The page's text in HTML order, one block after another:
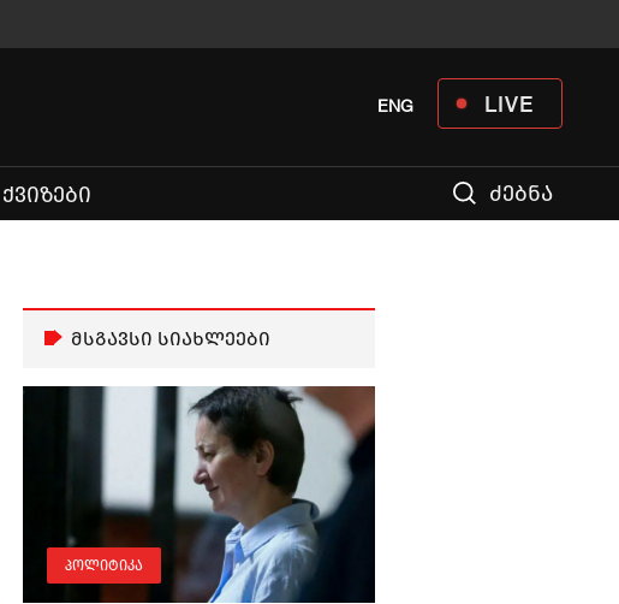
LIVE
ENG
ᲥᲕᲘᲖᲔᲑᲘ ძებნა
მსგავსი სიახლეები
პოლიტიკა